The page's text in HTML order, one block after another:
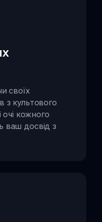
своїх
з культового
очі кожного
ваш досвід з